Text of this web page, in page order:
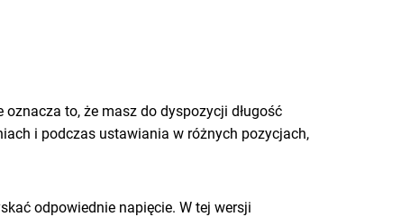
oznacza to, że masz do dyspozycji długość
i podczas ustawiania w różnych pozycjach,
odpowiednie napięcie. W tej wersji